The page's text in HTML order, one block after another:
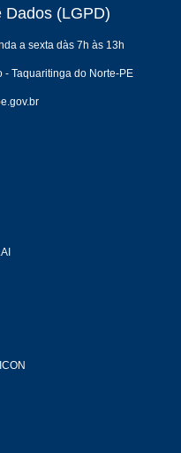
Dados (LGPD)
a sexta dàs 7h às 13h
- Taquaritinga do Norte-PE